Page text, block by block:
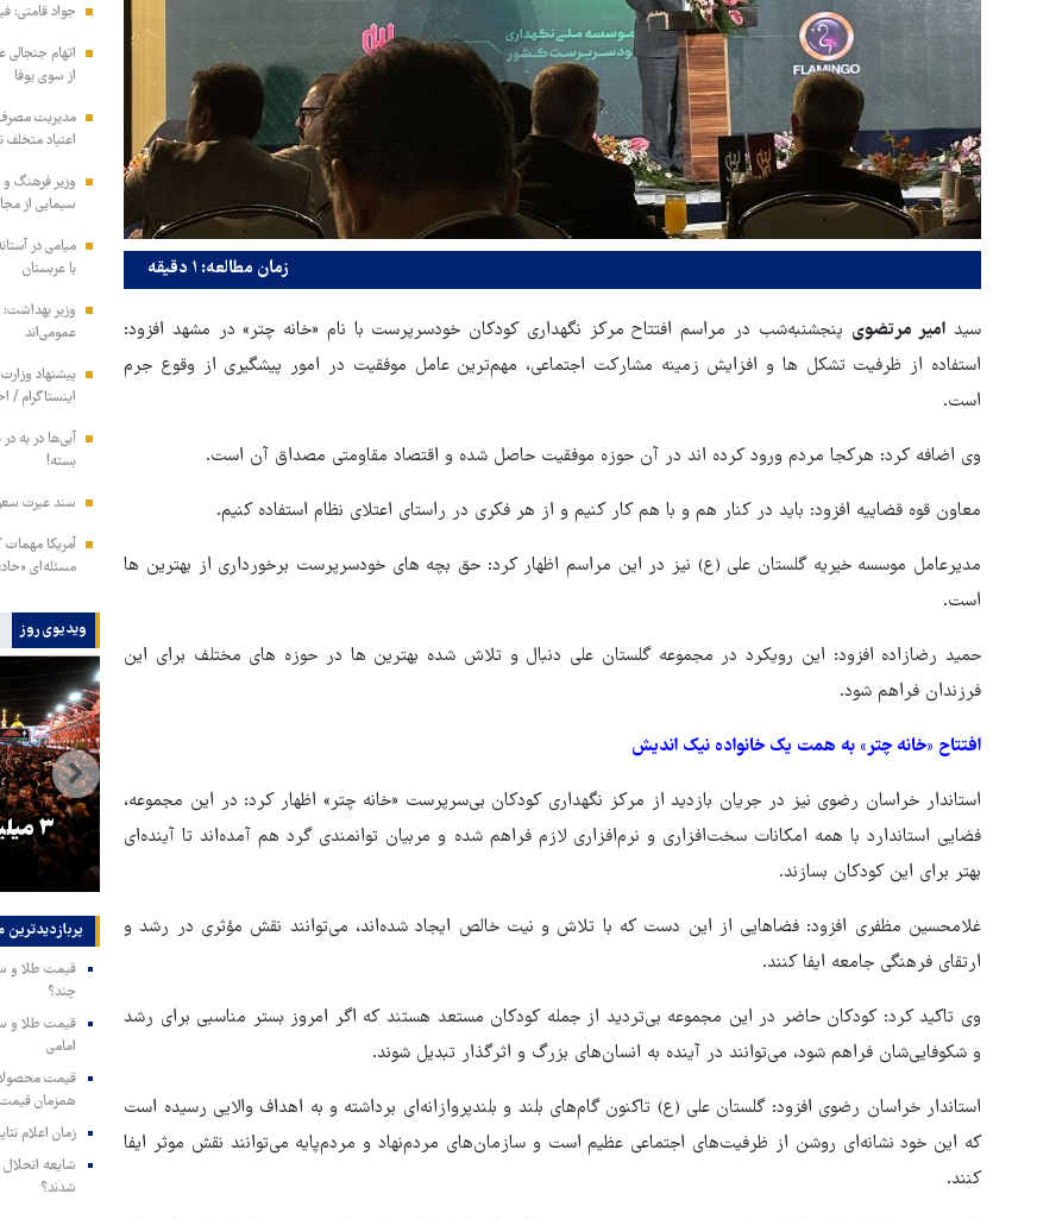
زمان مطالعه: ۱ دقیقه
سید امیر مرتضوی پنجشنبه‌شب در مراسم افتتاح مرکز نگهداری کودکان خودسرپرست با نام «خانه چتر» در مشهد افزود:
استفاده از ظرفیت تشکل ها و افزایش زمینه مشارکت اجتماعی، مهم‌ترین عامل موفقیت در امور پیشگیری از وقوع جرم
است.
وی اضافه کرد: هرکجا مردم ورود کرده اند در آن حوزه موفقیت حاصل شده و اقتصاد مقاومتی مصداق آن است.
معاون قوه قضاییه افزود: باید در کنار هم و با هم کار کنیم و از هر فکری در راستای اعتلای نظام استفاده کنیم.
مدیرعامل موسسه خیریه گلستان علی (ع) نیز در این مراسم اظهار کرد: حق بچه های خودسرپرست برخورداری از بهترین ها
است.
حمید رضازاده افزود: این رویکرد در مجموعه گلستان علی دنبال و تلاش شده بهترین ها در حوزه های مختلف برای این
فرزندان فراهم شود.
افتتاح «خانه چتر» به همت یک خانواده نیک اندیش
استاندار خراسان رضوی نیز در جریان بازدید از مرکز نگهداری کودکان بی‌سرپرست «خانه چتر» اظهار کرد: در این مجموعه،
فضایی استاندارد با همه امکانات سخت‌افزاری و نرم‌افزاری لازم فراهم شده و مربیان توانمندی گرد هم آمده‌اند تا آینده‌ای
بهتر برای این کودکان بسازند.
غلامحسین مظفری افزود: فضاهایی از این دست که با تلاش و نیت خالص ایجاد شده‌اند، می‌توانند نقش مؤثری در رشد و
ارتقای فرهنگی جامعه ایفا کنند.
وی تاکید کرد: کودکان حاضر در این مجموعه بی‌تردید از جمله کودکان مستعد هستند که اگر امروز بستر مناسبی برای رشد
و شکوفایی‌شان فراهم شود، می‌توانند در آینده به انسان‌های بزرگ و اثرگذار تبدیل شوند.
استاندار خراسان رضوی افزود: گلستان علی (ع) تاکنون گام‌های بلند و بلندپروازانه‌ای برداشته و به اهداف والایی رسیده است
که این خود نشانه‌ای روشن از ظرفیت‌های اجتماعی عظیم است و سازمان‌های مردم‌نهاد و مردم‌پایه می‌توانند نقش موثر ایفا
کنند.
جواد قامتی:
اتهام جنجالی
از سوی یوفا
مدیریت مصرف
اعتیاد
وزیر فرهنگ
سیمایی از
میامی در
با عربستان
وزیر بهداشت:
عمومی‌اند
پیشنهاد
اینستاگرام /
آبی‌ها در به
بسته!
سند عبرت
آمریکا
مسئله‌ای
ویدیوی روز
هماهنگی محور مقاومت، آمریکا را
ترامپ نماد فساد، اقتدارگرایی و
۳
چند؟
امامی
همزمان
زمان اعلام
شایعه
شدند؟